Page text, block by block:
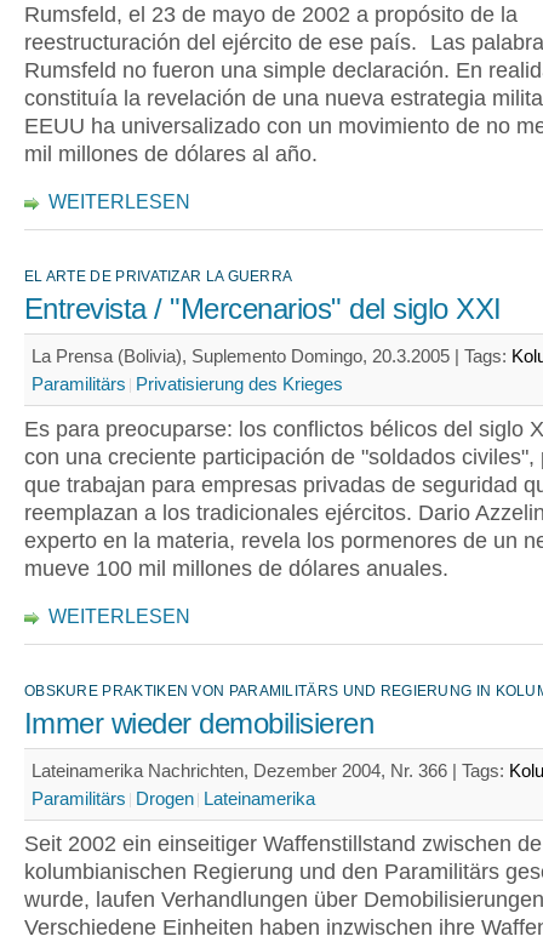
Rumsfeld, el 23 de mayo de 2002 a propósito de la
reestructuración del ejército de ese país. Las
Rumsfeld no fueron una simple declaración. En
constituía la revelación de una nueva estrategia
EEUU ha universalizado con un movimiento de no
mil millones de dólares al año.
WEITERLESEN
EL ARTE DE PRIVATIZAR LA GUERRA
Entrevista / "Mercenarios" del siglo XXI
La Prensa (Bolivia), Suplemento Domingo, 20.3.2005 | Tags:
Paramilitärs Privatisierung des Krieges
Es para preocuparse: los conflictos bélicos del siglo
con una creciente participación de "soldados civiles",
que trabajan para empresas privadas de seguridad
reemplazan a los tradicionales ejércitos. Dario
experto en la materia, revela los pormenores de un
mueve 100 mil millones de dólares anuales.
WEITERLESEN
OBSKURE PRAKTIKEN VON PARAMILITÄRS UND REGIERUNG IN
Immer wieder demobilisieren
Lateinamerika Nachrichten, Dezember 2004, Nr. 366 | Tags:
Paramilitärs Drogen Lateinamerika
Seit 2002 ein einseitiger Waffenstillstand zwischen
kolumbianischen Regierung und den Paramilitärs
wurde, laufen Verhandlungen über
Verschiedene Einheiten haben inzwischen ihre